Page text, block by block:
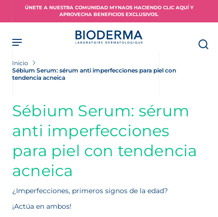
ÚNETE A NUESTRA COMUNIDAD MYNAOS HACIENDO CLIC AQUÍ Y
APROVECHA BENEFICIOS EXCLUSIVOS.
Inicio
Sébium Serum: sérum anti imperfecciones para piel con
tendencia acneica
Sébium Serum: sérum
anti imperfecciones
para piel con tendencia
acneica
¿Imperfecciones, primeros signos de la edad?
¡Actúa en ambos!